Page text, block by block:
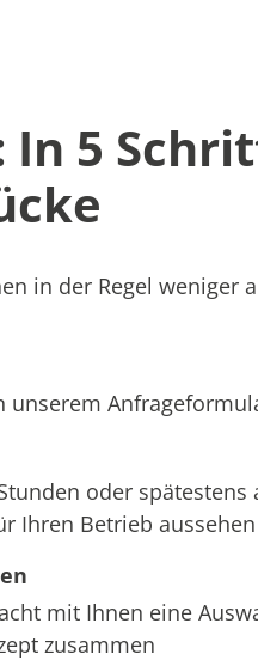
In 5
in der Regel weniger
unserem
oder
Ihren Betrieb
mit Ihnen eine
zusammen